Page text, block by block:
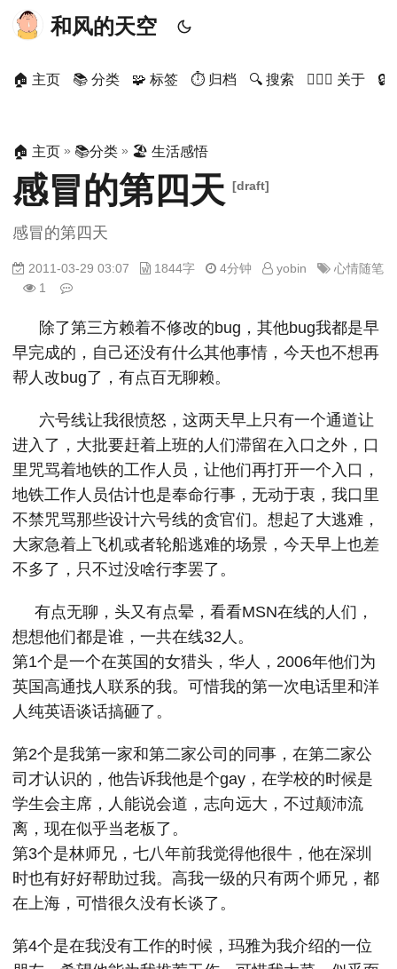
和风的天空
🏠 主页 📚 分类 🧩 标签 ⏱ 归档 🔍 搜索 🙋🏻‍♂️ 关于 🔒
🏠 主页 » 📚分类 » 🏖 生活感悟
感冒的第四天 [draft]
感冒的第四天
2011-03-29 03:07 1844字 4分钟 yobin
心情随笔
1
除了第三方赖着不修改的bug，其他bug我都是早
早完成的，自己还没有什么其他事情，今天也不想再
帮人改bug了，有点百无聊赖。
六号线让我很愤怒，这两天早上只有一个通道让
进入了，大批要赶着上班的人们滞留在入口之外，口
里咒骂着地铁的工作人员，让他们再打开一个入口，
地铁工作人员估计也是奉命行事，无动于衷，我口里
不禁咒骂那些设计六号线的贪官们。想起了大逃难，
大家急着上飞机或者轮船逃难的场景，今天早上也差
不多了，只不过没啥行李罢了。
有点无聊，头又有点晕，看看MSN在线的人们，
想想他们都是谁，一共在线32人。
第1个是一个在英国的女猎头，华人，2006年他们为
英国高通找人联系的我。可惜我的第一次电话里和洋
人纯英语谈话搞砸了。
第2个是我第一家和第二家公司的同事，在第二家公
司才认识的，他告诉我他是个gay，在学校的时候是
学生会主席，人能说会道，志向远大，不过颠沛流
离，现在似乎当老板了。
第3个是林师兄，七八年前我觉得他很牛，他在深圳
时也有好好帮助过我。高我一级的只有两个师兄，都
在上海，可惜很久没有长谈了。
第4个是在我没有工作的时候，玛雅为我介绍的一位